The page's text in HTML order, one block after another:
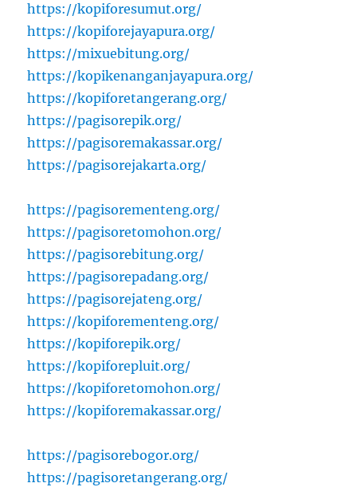
https://kopiforesumut.org/
https://kopiforejayapura.org/
https://mixuebitung.org/
https://kopikenanganjayapura.org/
https://kopiforetangerang.org/
https://pagisorepik.org/
https://pagisoremakassar.org/
https://pagisorejakarta.org/
https://pagisorementeng.org/
https://pagisoretomohon.org/
https://pagisorebitung.org/
https://pagisorepadang.org/
https://pagisorejateng.org/
https://kopiforementeng.org/
https://kopiforepik.org/
https://kopiforepluit.org/
https://kopiforetomohon.org/
https://kopiforemakassar.org/
https://pagisorebogor.org/
https://pagisoretangerang.org/